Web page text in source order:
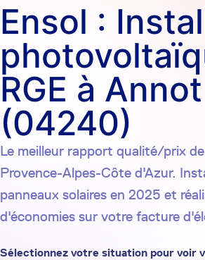
Ensol :
RGE à Annot
(04240)
Le meilleur rapport qualité/prix
Provence-Alpes-Côte d'Azur.
panneaux solaires en 2025 et
d'économies sur votre facture
Sélectionnez votre situation pour voir